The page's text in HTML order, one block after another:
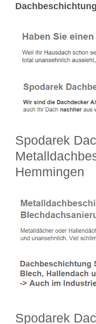
Spodarek
Hemmingen
Spodarek